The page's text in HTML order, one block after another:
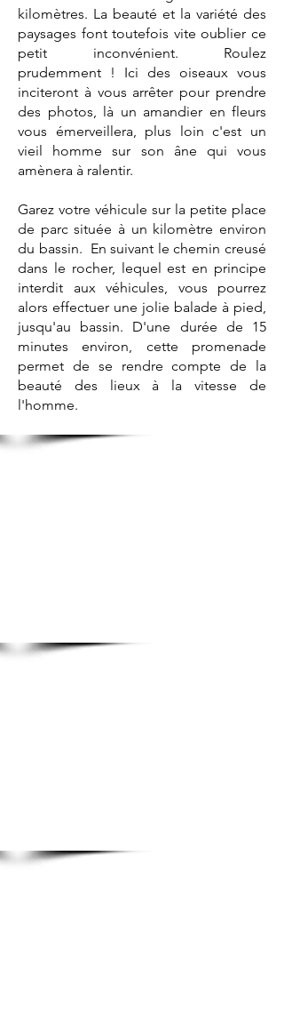
kilomètres. La beauté et la variété des
paysages font toutefois vite oublier ce
petit inconvénient. Roulez
prudemment ! Ici des oiseaux vous
inciteront à vous arrêter pour prendre
des photos, là un amandier en fleurs
vous émerveillera, plus loin c'est un
vieil homme sur son âne qui vous
amènera à ralentir.
Garez votre véhicule sur la petite place
de parc située à un kilomètre environ
du bassin. En suivant le chemin creusé
dans le rocher, lequel est en principe
interdit aux véhicules, vous pourrez
alors effectuer une jolie balade à pied,
jusqu'au bassin. D'une durée de 15
minutes environ, cette promenade
permet de se rendre compte de la
beauté des lieux à la vitesse de
l'homme.